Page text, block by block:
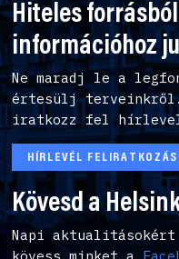
Hiteles
információhoz
Ne maradj le a
értesülj
iratkozz fel
HÍRLEVÉL FELIRATKOZÁS
Kövesd a
Napi
kövess minket a